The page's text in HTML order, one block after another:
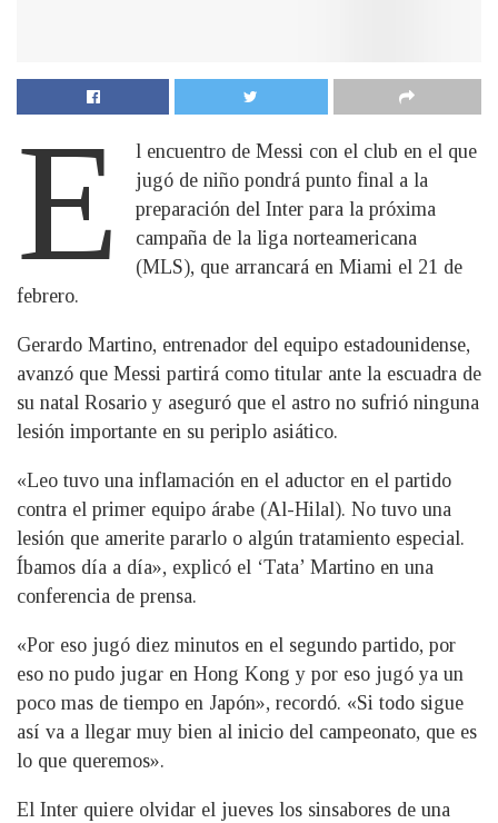
E
l encuentro de Messi con el club en el que
jugó de niño pondrá punto final a la
preparación del Inter para la próxima
campaña de la liga norteamericana
(MLS), que arrancará en Miami el 21 de
febrero.
Gerardo Martino, entrenador del equipo estadounidense,
avanzó que Messi partirá como titular ante la escuadra de
su natal Rosario y aseguró que el astro no sufrió ninguna
lesión importante en su periplo asiático.
«Leo tuvo una inflamación en el aductor en el partido
contra el primer equipo árabe (Al-Hilal). No tuvo una
lesión que amerite pararlo o algún tratamiento especial.
Íbamos día a día», explicó el ‘Tata’ Martino en una
conferencia de prensa.
«Por eso jugó diez minutos en el segundo partido, por
eso no pudo jugar en Hong Kong y por eso jugó ya un
poco mas de tiempo en Japón», recordó. «Si todo sigue
así va a llegar muy bien al inicio del campeonato, que es
lo que queremos».
El Inter quiere olvidar el jueves los sinsabores de una